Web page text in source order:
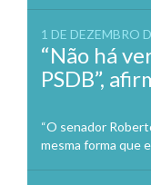
1 DE DEZEMBRO
“Não há
PSDB”,
“O senador
mesma forma que